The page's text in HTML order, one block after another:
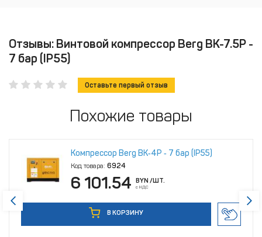
Отзывы: Винтовой компрессор Berg ВК-7.5Р -
7 бар (IP55)
Оставьте первый отзыв
Похожие товары
Компрессор Berg ВК‑4Р ‑ 7 бар (IP55)
Код товара: 6924
6 101.54 BYN /ШТ.
с НДС
В КОРЗИНУ